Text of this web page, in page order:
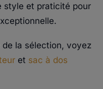
style et praticité pour
la sélection, voyez
et sac à dos